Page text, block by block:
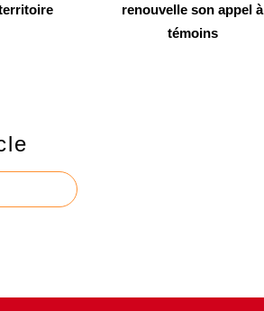
renouvelle son appel à
témoins